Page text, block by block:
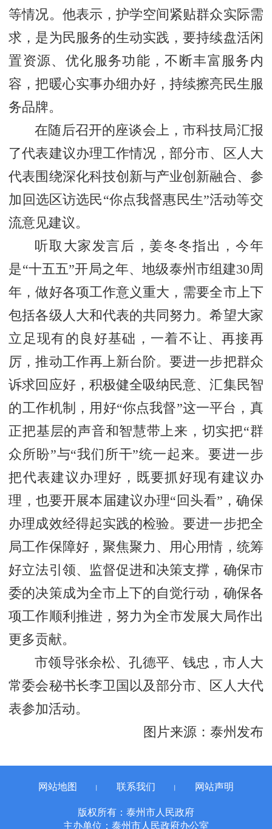
等情况。他表示，护学空间紧贴群众实际需
求，是为民服务的生动实践，要持续盘活闲
置资源、优化服务功能，不断丰富服务内
容，把暖心实事办细办好，持续擦亮民生服
务品牌。
在随后召开的座谈会上，市科技局汇报
了代表建议办理工作情况，部分市、区人大
代表围绕深化科技创新与产业创新融合、参
加回选区访选民“你点我督惠民生”活动等交
流意见建议。
听取大家发言后，姜冬冬指出，今年
是“十五五”开局之年、地级泰州市组建30周
年，做好各项工作意义重大，需要全市上下
包括各级人大和代表的共同努力。希望大家
立足现有的良好基础，一着不让、再接再
厉，推动工作再上新台阶。要进一步把群众
诉求回应好，积极健全吸纳民意、汇集民智
的工作机制，用好“你点我督”这一平台，真
正把基层的声音和智慧带上来，切实把“群
众所盼”与“我们所干”统一起来。要进一步
把代表建议办理好，既要抓好现有建议办
理，也要开展本届建议办理“回头看”，确保
办理成效经得起实践的检验。要进一步把全
局工作保障好，聚焦聚力、用心用情，统筹
好立法引领、监督促进和决策支撑，确保市
委的决策成为全市上下的自觉行动，确保各
项工作顺利推进，努力为全市发展大局作出
更多贡献。
市领导张余松、孔德平、钱忠，市人大
常委会秘书长李卫国以及部分市、区人大代
表参加活动。
图片来源：泰州发布
网站地图 联系我们 网站声明
版权所有：泰州市人民政府
主办单位：泰州市人民政府办公室